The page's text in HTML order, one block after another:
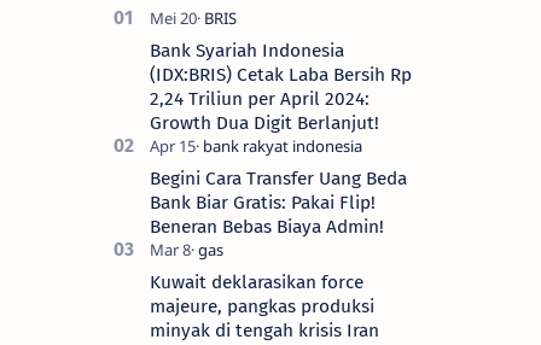
Bank Syariah Indonesia
(IDX:BRIS) Cetak Laba Bersih Rp
2,24 Triliun per April 2024:
Growth Dua Digit Berlanjut!
Begini Cara Transfer Uang Beda
Bank Biar Gratis: Pakai Flip!
Beneran Bebas Biaya Admin!
Kuwait deklarasikan force
majeure, pangkas produksi
minyak di tengah krisis Iran